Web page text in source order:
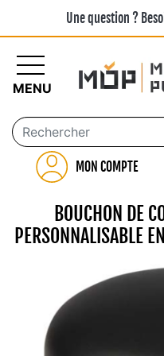
Une question ?
MON COMPTE
MENU
BOUCHON DE
PERSONNALISABLE